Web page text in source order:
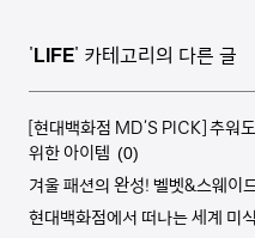
'LIFE' 카테고리의 다른 글
[현대백화점 MD’S PICK] 추워
위한 아이템 (0)
겨울 패션의 완성! 벨벳&스웨이
현대백화점에서 떠나는 세계 미